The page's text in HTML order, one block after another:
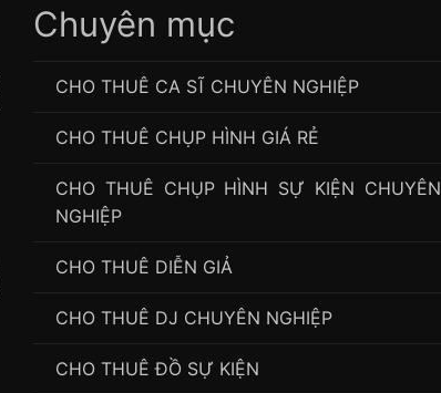
Chuyên mục
CHO THUÊ CA SĨ CHUYÊN NGHIỆP
CHO THUÊ CHỤP HÌNH GIÁ RẺ
CHO THUÊ CHỤP HÌNH SỰ KIỆN CHUYÊN
NGHIỆP
CHO THUÊ DIỄN GIẢ
CHO THUÊ DJ CHUYÊN NGHIỆP
CHO THUÊ ĐỒ SỰ KIỆN